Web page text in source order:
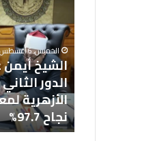
الغني
يعتمد
نتيجة
الدور
الثاني
للشهادة
الثانوية
الأزهرية
الخميس, 6 أغسطس 2026
الشيخ أيمن
الدور
الأزهرية
نجاح 97.7%